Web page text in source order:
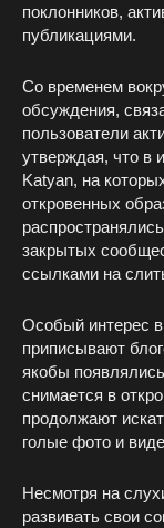
поклонников,
публикациями.
Со временем
обсуждения,
пользователи
утверждая, что в
Katyan, на
откровенных
закрытых
ссылками на
Особый интерес
приписывают
якобы
снимается в
продолжают
голые фото и
Несмотря на
развивать свои